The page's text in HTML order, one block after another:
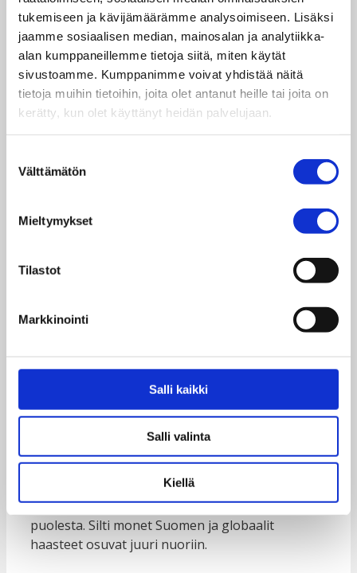
tukemiseen ja kävijämäärämme analysoimiseen. Lisäksi
jaamme sosiaalisen median, mainosalan ja analytiikka-
alan kumppaneillemme tietoja siitä, miten käytät
sivustoamme. Kumppanimme voivat yhdistää näitä
tietoja muihin tietoihin, joita olet antanut heille tai joita on
kerätty, kun olet käyttänyt heidän palvelujaan.
valinta
Välttämätön
Mieltymykset
Tilastot
Markkinointi
Salli kaikki
Salli valinta
Kiellä
työpajoja nuorille sekä koulutuksia nuorten
kanssa työskenteleville.
Kiinnostaako sinua työpaja tai koulutus
esimerkiksi nuorten näköisestä vaikuttamisesta
tai tulevaisuusajattelusta? Lue lisää
tilaus@taksvarkki.fi
korvaamatonta työtä
Nuori2025 tarjosi paljon kiinnostavaa,
ajankohtaista ohjelmaa ja keskustelua.
antaumuksella! Päättäjätkin tietävät tämän ja
arvostavat myös nuorisojärjestöjen yhteistyötä ja
yhtenäistä viestiä nuorten ja nuorisotyön
puolesta. Silti monet Suomen ja globaalit
haasteet osuvat juuri nuoriin.